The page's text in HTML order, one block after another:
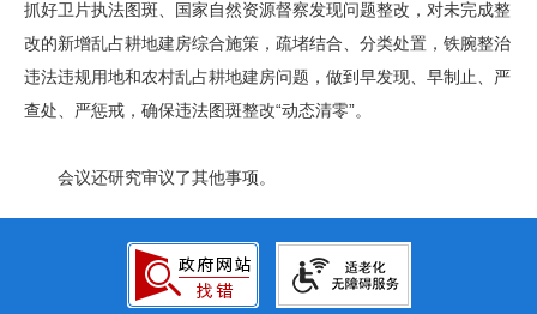
抓好卫片执法图斑、国家自然资源督察发现问题整改，对未完成整
改的新增乱占耕地建房综合施策，疏堵结合、分类处置，铁腕整治
违法违规用地和农村乱占耕地建房问题，做到早发现、早制止、严
查处、严惩戒，确保违法图斑整改“动态清零”。
会议还研究审议了其他事项。